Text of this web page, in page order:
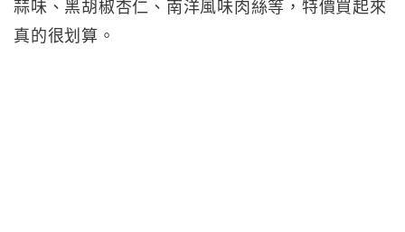
蒜味、黑胡椒杏仁、南洋風味肉絲等，特價買起來
真的很划算。